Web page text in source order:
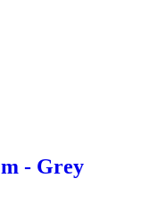
- Grey